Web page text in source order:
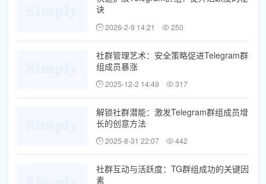
诀
2026-2-9 14:21 250
社群管理艺术：安全策略促进Telegram群
组成员暴涨
2025-12-2 14:49 317
解锁社群潜能：激发Telegram群组成员增
长的创意方法
2025-8-31 22:07 442
社群互动与活跃度：TG群组成功的关键因
素